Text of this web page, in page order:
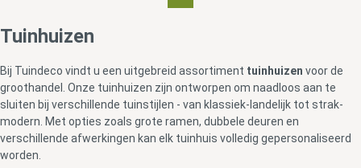
Tuinhuizen
Bij Tuindeco vindt u een uitgebreid assortiment tuinhuizen voor de
groothandel. Onze tuinhuizen zijn ontworpen om naadloos aan te
sluiten bij verschillende tuinstijlen - van klassiek-landelijk tot strak-
modern. Met opties zoals grote ramen, dubbele deuren en
verschillende afwerkingen kan elk tuinhuis volledig gepersonaliseerd
worden.